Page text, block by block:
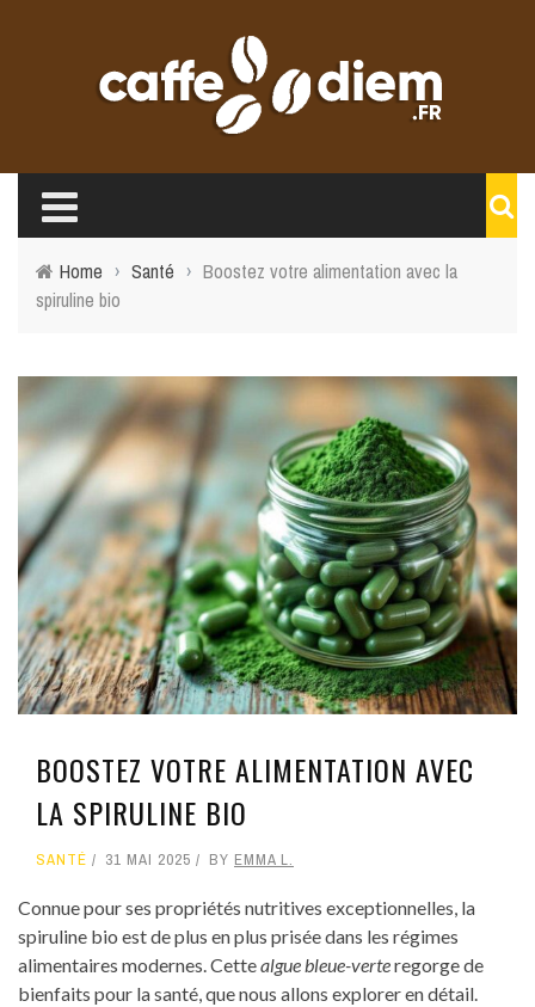
Home › Santé › Boostez votre alimentation avec la
spiruline bio
BOOSTEZ VOTRE ALIMENTATION AVEC
LA SPIRULINE BIO
SANTÉ 31 MAI 2025 BY EMMA L.
Connue pour ses propriétés nutritives exceptionnelles, la
spiruline bio est de plus en plus prisée dans les régimes
alimentaires modernes. Cettealgue bleue-verteregorge de
bienfaits pour la santé, que nous allons explorer en détail.